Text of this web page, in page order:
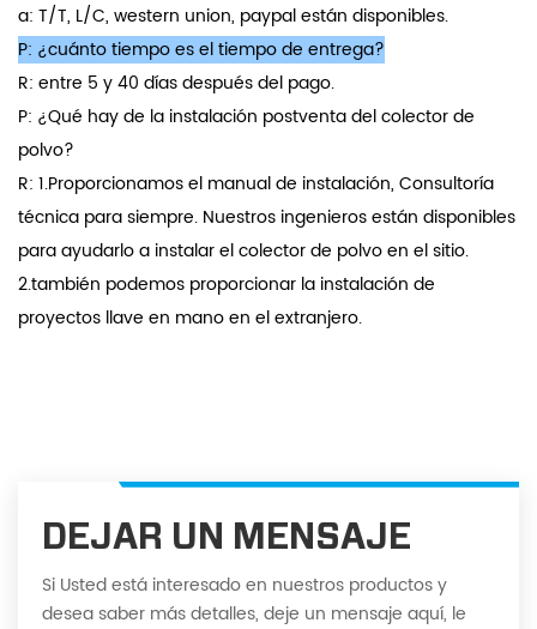
a: T/T, L/C, western union, paypal están disponibles.
P: ¿cuánto tiempo es el tiempo de entrega?
R: entre 5 y 40 días después del pago.
P: ¿Qué hay de la instalación postventa del colector de
polvo?
R: 1.Proporcionamos el manual de instalación, Consultoría
técnica para siempre. Nuestros ingenieros están disponibles
para ayudarlo a instalar el colector de polvo en el sitio.
2.también podemos proporcionar la instalación de
proyectos llave en mano en el extranjero.
DEJAR UN MENSAJE
Si Usted está interesado en nuestros productos y
desea saber más detalles, deje un mensaje aquí, le